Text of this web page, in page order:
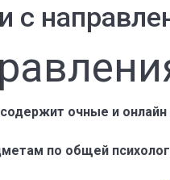
с
очные и онлайн
по общей